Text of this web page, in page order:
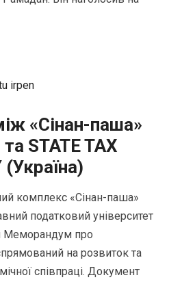
«Сінан-паша»
STATE TAX
(Україна)
комплекс «Сінан-паша»
податковий університет
Меморандум про
на розвиток та
співпраці. Документ